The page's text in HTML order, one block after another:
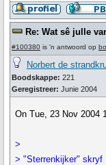
Re: Wat sê julle
#100380 is 'n antwoord op
Norbert de
Boodskappe: 221
Geregistreer: Junie 2004
On Tue, 23 Nov 2004
>
> "Sterrenkijker" skryf